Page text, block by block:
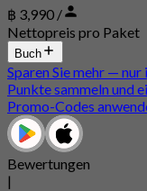
฿ 3,990 /
Nettopreis pro Paket
Buch
Sparen Sie mehr — nur
Punkte sammeln und
Promo-Codes
Bewertungen
|